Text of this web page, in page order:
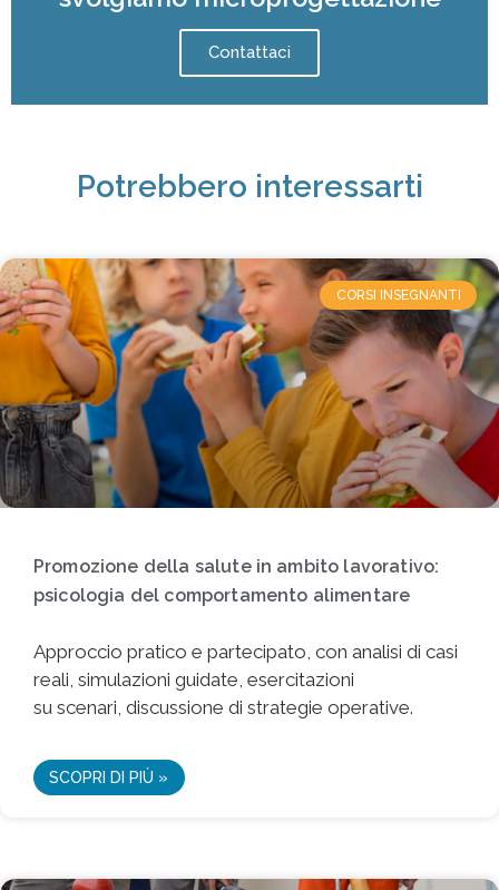
Contattaci
Potrebbero interessarti
CORSI INSEGNANTI
Promozione della salute in ambito lavorativo:
psicologia del comportamento alimentare
Approccio pratico e partecipato, con analisi di casi
reali, simulazioni guidate, esercitazioni
su scenari, discussione di strategie operative.
SCOPRI DI PIÙ »